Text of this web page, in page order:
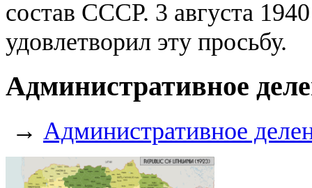
состав СССР. 3 августа
удовлетворил эту просьбу.
Административное
→ Административное